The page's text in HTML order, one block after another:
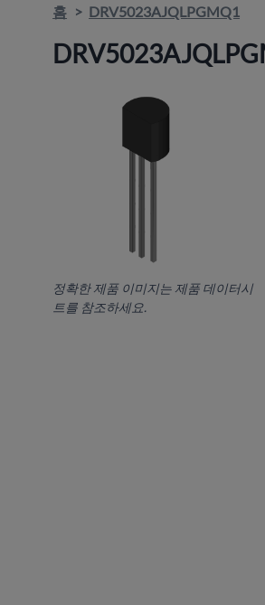
홈 DRV5023AJQLPGMQ1
정확한 제품 이미지는 제품 데이터시
트를 참조하세요.